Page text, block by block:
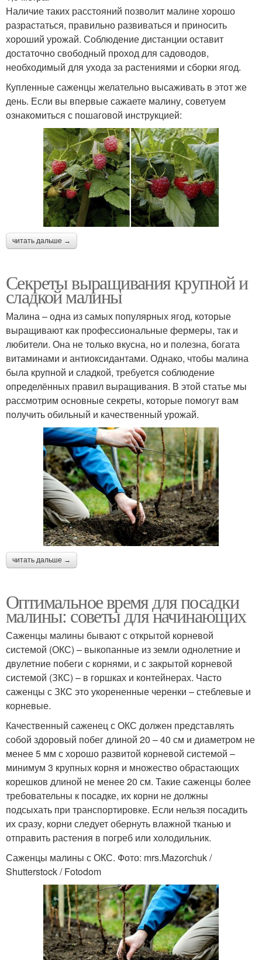
Наличие таких расстояний позволит малине хорошо
разрастаться, правильно развиваться и приносить
хороший урожай. Соблюдение дистанции оставит
достаточно свободный проход для садоводов,
необходимый для ухода за растениями и сборки ягод.
Купленные саженцы желательно высаживать в этот же
день. Если вы впервые сажаете малину, советуем
ознакомиться с пошаговой инструкцией:
читать дальше →
Секреты выращивания крупной и
сладкой малины
Малина – одна из самых популярных ягод, которые
выращивают как профессиональные фермеры, так и
любители. Она не только вкусна, но и полезна, богата
витаминами и антиоксидантами. Однако, чтобы малина
была крупной и сладкой, требуется соблюдение
определённых правил выращивания. В этой статье мы
рассмотрим основные секреты, которые помогут вам
получить обильный и качественный урожай.
читать дальше →
Оптимальное время для посадки
малины: советы для начинающих
Саженцы малины бывают с открытой корневой
системой (ОКС) – выкопанные из земли однолетние и
двулетние побеги с корнями, и с закрытой корневой
системой (ЗКС) – в горшках и контейнерах. Часто
саженцы с ЗКС это укорененные черенки – стеблевые и
корневые.
Качественный саженец с ОКС должен представлять
собой здоровый побег длиной 20 – 40 см и диаметром не
менее 5 мм с хорошо развитой корневой системой –
минимум 3 крупных корня и множество обрастающих
корешков длиной не менее 20 см. Такие саженцы более
требовательны к посадке, их корни не должны
подсыхать при транспортировке. Если нельзя посадить
их сразу, корни следует обернуть влажной тканью и
отправить растения в погреб или холодильник.
Саженцы малины с ОКС. Фото: mrs.Mazorchuk /
Shutterstock / Fotodom